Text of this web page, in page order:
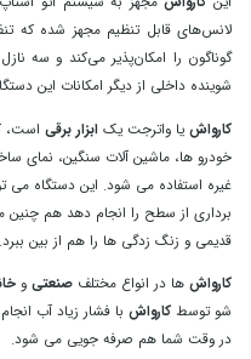
لانس‌های قابل تنظیم مجهز شده که
گوناگون را امکان‌پذیر می‌کند و سه
شوینده داخلی از دیگر امکانات این
کارواش یا واترجت یک ابزار برقی است،
خودرو ها، ماشین آلات سنگین، نمای
غیره استفاده می شود. این دستگاه می
برداری از سطح را انجام دهد هم
قدیمی و زنگ زدگی ها را هم از بین ببرد.
کارواش ها در انواع مختلف صنعتی و
شو توسط کارواش با فشار زیاد آب
در وقت شما هم صرفه جویی می شود.